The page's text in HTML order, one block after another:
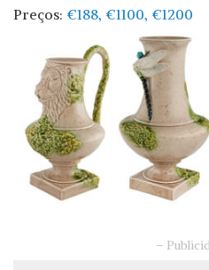
Preços: €188, €1100, €1200
–